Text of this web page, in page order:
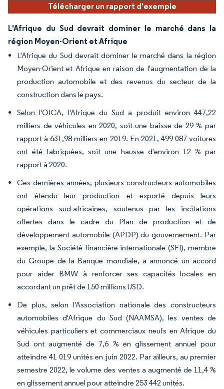
Télécharger un rapport d'exemple
L'Afrique du Sud devrait dominer le marché dans la
région Moyen-Orient et Afrique
L'Afrique du Sud devrait dominer le marché dans la région
Moyen-Orient et Afrique en raison de l'augmentation de la
production automobile et des revenus du secteur de la
construction dans le pays.
Selon l'OICA, l'Afrique du Sud a produit environ 447,22
milliers de véhicules en 2020, soit une baisse de 29 % par
rapport à 631,98 milliers en 2019. En 2021, 499 087 voitures
ont été fabriquées, soit une hausse d'environ 12 % par
rapport à 2020.
Ces dernières années, plusieurs constructeurs automobiles
ont étendu leur production et exporté depuis leurs
opérations sud-africaines, soutenus par les incitations
offertes dans le cadre du Plan de production et de
développement automobile (APDP) du gouvernement. Par
exemple, la Société financière internationale (SFI), membre
du Groupe de la Banque mondiale, a annoncé un accord
pour aider BMW à renforcer ses capacités locales en
accordant un prêt de 150 millions USD.
De plus, selon l'Association nationale des constructeurs
automobiles d'Afrique du Sud (NAAMSA), les ventes de
véhicules particuliers et commerciaux neufs en Afrique du
Sud ont augmenté de 7,6 % en glissement annuel pour
atteindre 41 019 unités en juin 2022. Par ailleurs, au premier
semestre 2022, le volume des ventes a augmenté de 11,4 %
en glissement annuel pour atteindre 253 442 unités.